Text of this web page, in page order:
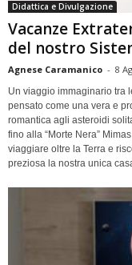
Didattica e Divulgazione
Vacanze
del nostro
Agnese Caramanico - 8
Un viaggio immaginario tra
pensato come una vera e
romantica agli asteroidi
fino alla “Morte Nera”
viaggiare oltre la Terra e
preziosa la nostra unica